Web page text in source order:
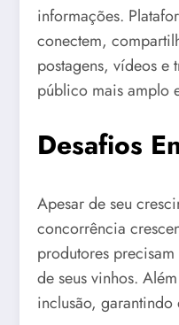
informações.
conectem,
postagens, vídeos e
público mais amplo
Desafios
Apesar de seu
concorrência
produtores
de seus vinhos.
inclusão, garantindo